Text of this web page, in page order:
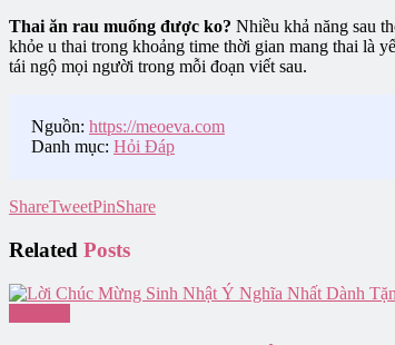
Thai ăn rau muống được ko? Nhiều khả năng sau
khỏe u thai trong khoảng time thời gian mang thai là
tái ngộ mọi người trong mỗi đoạn viết sau.
Nguồn: https://meoeva.com
Danh mục: Hỏi Đáp
ShareTweetPinShare
Related Posts